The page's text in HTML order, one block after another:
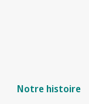
Notre histoire